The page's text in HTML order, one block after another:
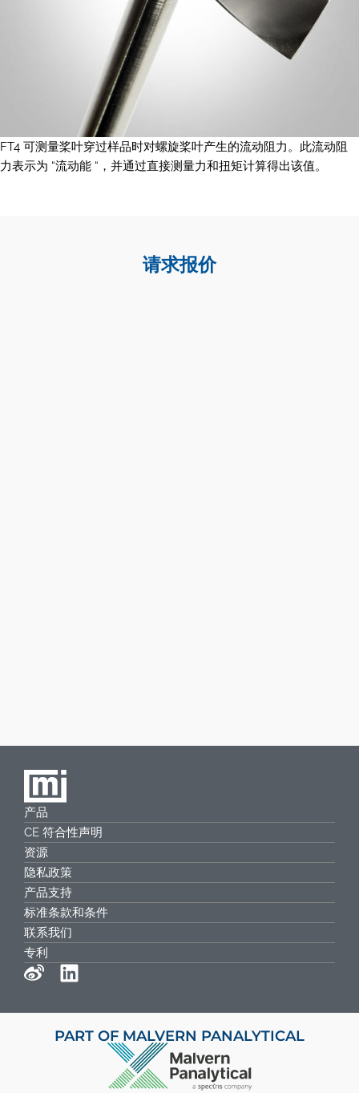
FT4 可测量桨叶穿过样品时对螺旋桨叶产生的流动阻力。此流动阻
力表示为 “流动能 “，并通过直接测量力和扭矩计算得出该值。
请求报价
产品
CE 符合性声明
资源
隐私政策
产品支持
标准条款和条件
联系我们
专利
PART OF MALVERN PANALYTICAL